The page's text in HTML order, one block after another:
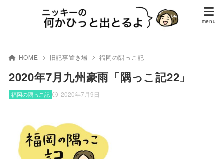
HOME 旧記事置き場 福岡の隅っこ記
2020年7月九州豪雨「隅っこ記22」
2020年7月9日
福岡の隅っこ記